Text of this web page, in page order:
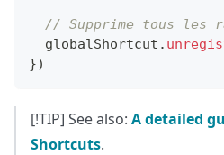
// Supprime tous les
  globalShortcut
.
})
[!TIP] See also: A detailed
Shortcuts.